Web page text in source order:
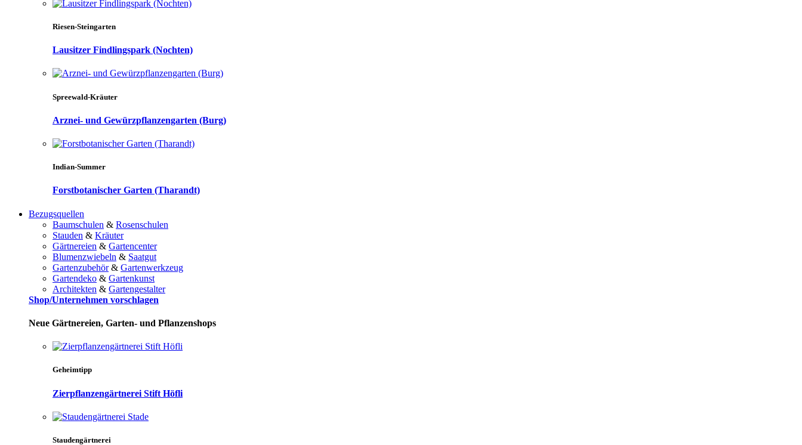
Riesen-Steingarten
Lausitzer Findlingspark (Nochten)
Spreewald-Kräuter
Arznei- und Gewürzpflanzengarten (Burg)
Indian-Summer
Forstbotanischer Garten (Tharandt)
Bezugsquellen
Baumschulen & Rosenschulen
Stauden & Kräuter
Gärtnereien & Gartencenter
Blumenzwiebeln & Saatgut
Gartenzubehör& Gartenwerkzeug
Gartendeko & Gartenkunst
Architekten & Gartengestalter
Shop/Unternehmen vorschlagen
Neue Gärtnereien, Garten- und Pflanzenshops
Geheimtipp
Zierpflanzengärtnerei Stift Höfli
Staudengärtnerei